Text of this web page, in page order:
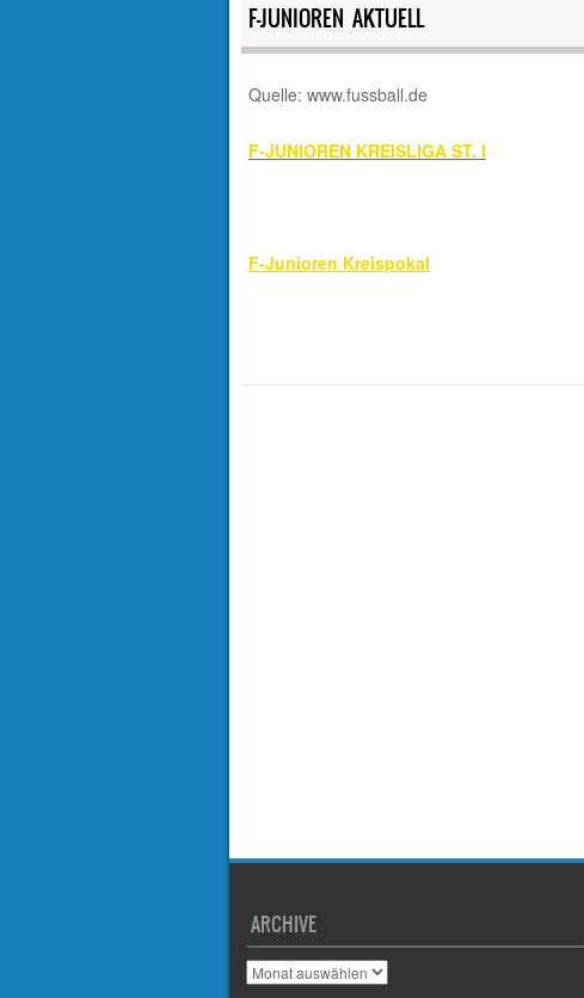
F-JUNIOREN AKTUELL
Quelle: www.fussball.de
F-JUNIOREN KREISLIGA ST. I
F-Junioren Kreispokal
ARCHIVE
A